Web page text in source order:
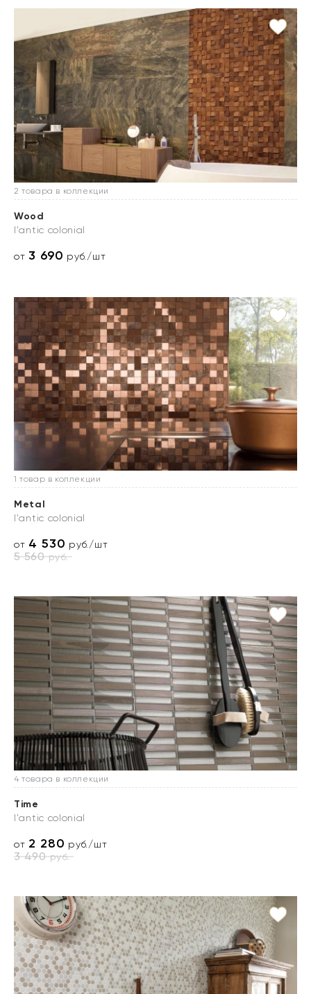
2 товара в коллекции
Wood
l'antic colonial
от3 690 руб./шт
1 товар в коллекции
Metal
l'antic colonial
от 4 530 руб./шт
5 560руб.
4 товара в коллекции
Time
l'antic colonial
от 2 280 руб./шт
3 490руб.